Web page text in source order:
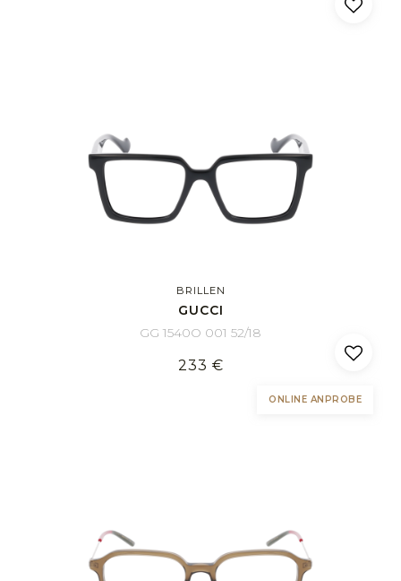
BRILLEN
GUCCI
GG 1540O 001 52/18
233 €
ONLINE ANPROBE